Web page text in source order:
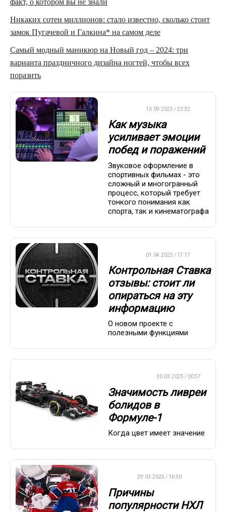
Никаких сотен миллионов: стало известно, сколько стоит
замок Пугачевой и Галкина* на самом деле
Самый модный маникюр на Новый год – 2024: три
варианта праздничного дизайна ногтей, чтобы всех
поразить
13.09.2025 / 23:32
Как музыка
усиливает эмоции
побед и поражений
Звуковое оформление в
спортивных фильмах - это
сложный и многогранный
процесс, который требует
тонкого понимания как
спорта, так и кинематографа
01.04.2025 / 17:17
Контрольная Ставка
отзывы: стоит ли
опираться на эту
информацию
О новом проекте с
полезными функциями
30.03.2025 / 00:57
Значимость ливреи
болидов в
Формуле-1
Когда цвет имеет значение
29.03.2025 / 16:30
Причины
популярности НХЛ